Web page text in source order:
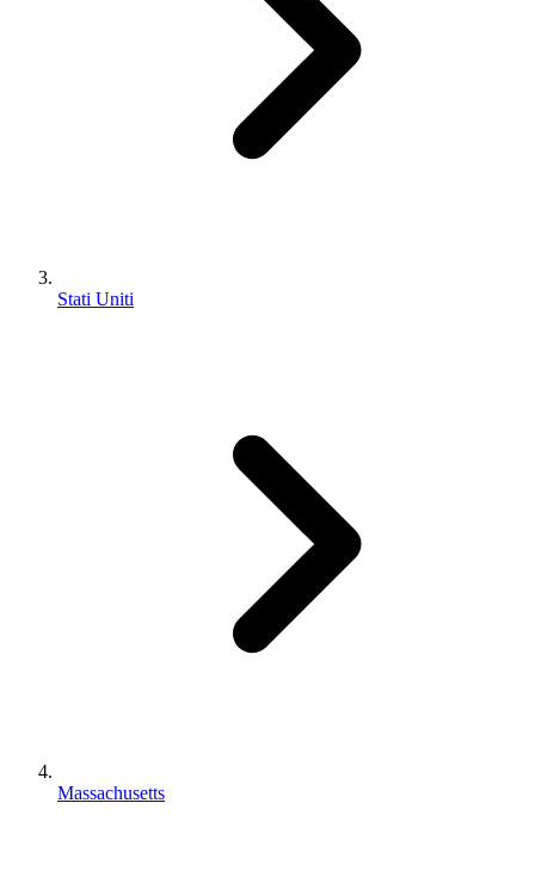
Stati Uniti
Massachusetts